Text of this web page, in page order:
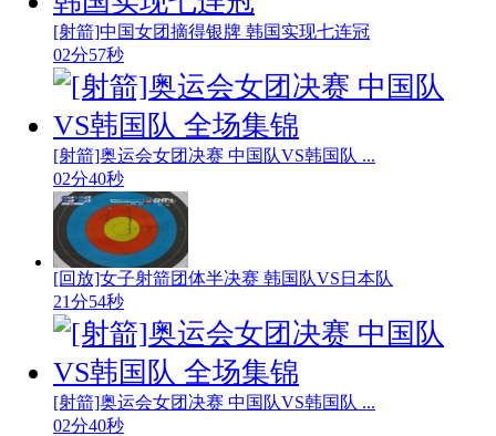
[射箭]中国女团摘得银牌 韩国实现七连冠
02分57秒
[射箭]奥运会女团决赛 中国队VS韩国队 ...
02分40秒
[回放]女子射箭团体半决赛 韩国队VS日本队
21分54秒
[射箭]奥运会女团决赛 中国队VS韩国队 ...
02分40秒